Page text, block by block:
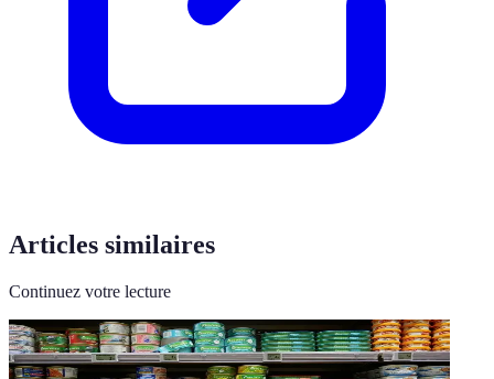
Articles similaires
Continuez votre lecture